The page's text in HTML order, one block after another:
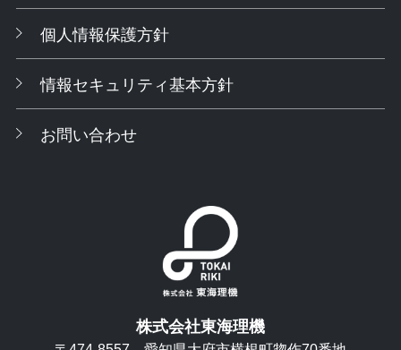
個人情報保護方針
情報セキュリティ基本方針
お問い合わせ
株式会社東海理機